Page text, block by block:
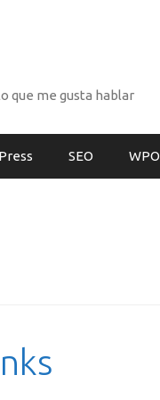
que me gusta hablar
SEO WPO